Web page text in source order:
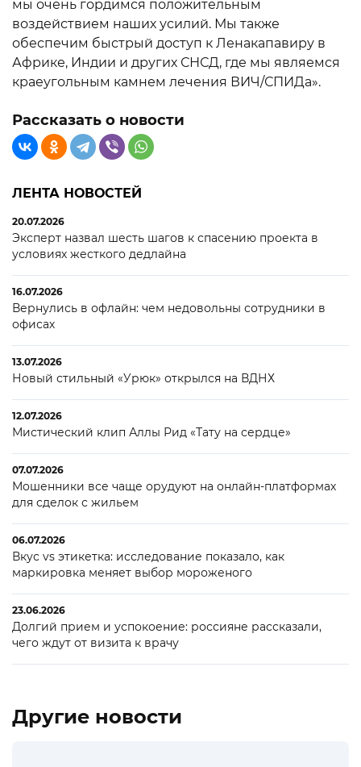
мы очень гордимся положительным
воздействием наших усилий. Мы также
обеспечим быстрый доступ к Ленакапавиру в
Африке, Индии и других СНСД, где мы являемся
краеугольным камнем лечения ВИЧ/СПИДа».
Рассказать о новости
ЛЕНТА НОВОСТЕЙ
20.07.2026
Эксперт назвал шесть шагов к спасению проекта в
условиях жесткого дедлайна
16.07.2026
Вернулись в офлайн: чем недовольны сотрудники в
офисах
13.07.2026
Новый стильный «Урюк» открылся на ВДНХ
12.07.2026
Мистический клип Аллы Рид «Тату на сердце»
07.07.2026
Мошенники все чаще орудуют на онлайн-платформах
для сделок с жильем
06.07.2026
Вкус vs этикетка: исследование показало, как
маркировка меняет выбор мороженого
23.06.2026
Долгий прием и успокоение: россияне рассказали,
чего ждут от визита к врачу
Другие новости